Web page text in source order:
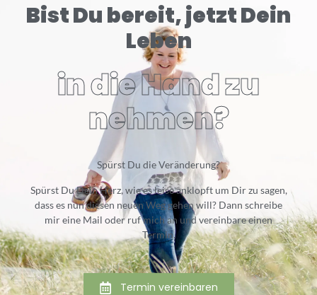
Bist Du bereit, jetzt Dein
Leben
in die Hand zu
nehmen?
Spürst Du die Veränderung?
Spürst Du Dein Herz, wie es leise anklopft um Dir zu sagen,
dass es nun diesen neuen Weg gehen will? Dann schreibe
mir eine Mail oder ruf mich an und vereinbare einen
Termin.
Termin vereinbaren